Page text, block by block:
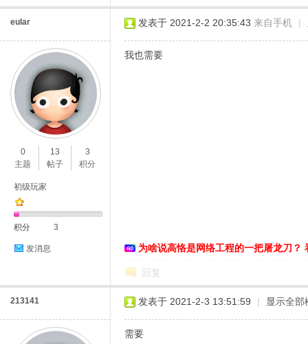
eular
0
主题
13
帖子
3
积分
初级玩家
积分 3
发消息
发表于 2021-2-2 20:35:43 来自手机 |
我也需要
为啥说高恪是网络工程的一把屠龙刀？
回复
213141 发表于 2021-2-3 13:51:59 | 显示全部
需要